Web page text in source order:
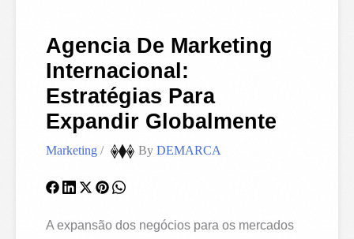
Agencia De Marketing
Internacional:
Estratégias Para
Expandir Globalmente
Marketing / ByDEMARCA
A expansão dos negócios para os mercados